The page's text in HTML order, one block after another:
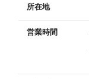
所在地
営業時間